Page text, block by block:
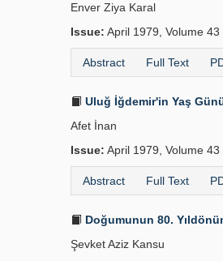
Enver Ziya Karal
Issue: April 1979, Volume
Abstract Full Text
Uluğ İğdemir'in Yaş
Afet İnan
Issue: April 1979, Volume
Abstract Full Text
Doğumunun 80.
Şevket Aziz Kansu